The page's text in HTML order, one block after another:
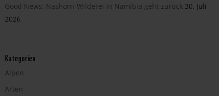
Good News: Nashorn-Wilderei in Namibia geht zurück 30. Juli
2026
Kategorien
Alpen
Arten